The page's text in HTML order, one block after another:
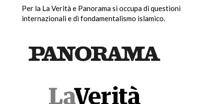
Per la La Verità e Panorama si occupa di questioni
internazionali e di fondamentalismo islamico.